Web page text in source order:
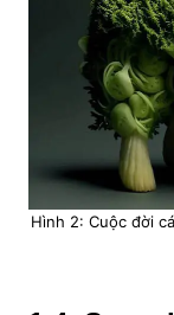
Hình 2: Cuộc đời